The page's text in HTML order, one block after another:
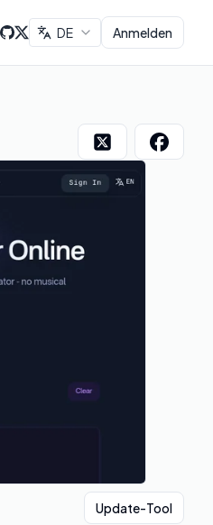
DE Anmelden
Update-Tool